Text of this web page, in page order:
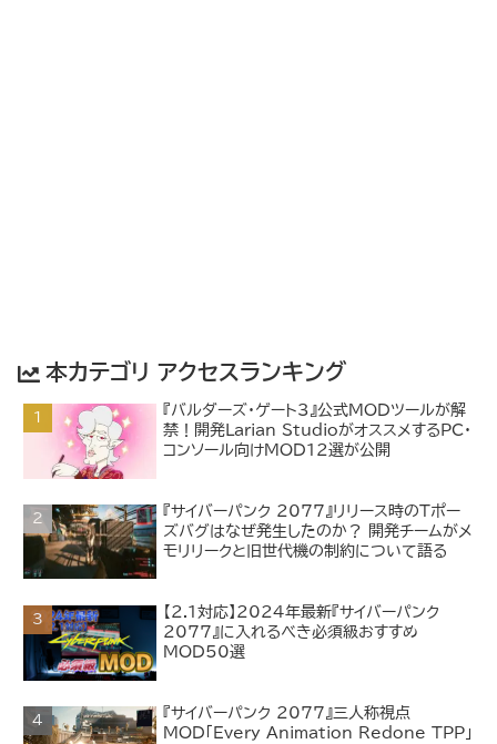
本カテゴリ アクセスランキング
『バルダーズ・ゲート3』公式MODツールが解
禁！開発Larian StudioがオススメするPC・
コンソール向けMOD12選が公開
『サイバーパンク 2077』リリース時のTポー
ズバグはなぜ発生したのか？ 開発チームがメ
モリリークと旧世代機の制約について語る
【2.1対応】2024年最新『サイバーパンク
2077』に入れるべき必須級おすすめ
MOD50選
『サイバーパンク 2077』三人称視点
MOD「Every Animation Redone TPP」